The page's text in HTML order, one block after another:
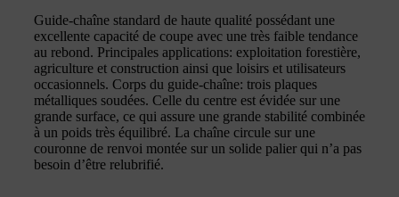
Guide-chaîne standard de haute qualité possédant une
excellente capacité de coupe avec une très faible tendance
au rebond. Principales applications: exploitation forestière,
agriculture et construction ainsi que loisirs et utilisateurs
occasionnels. Corps du guide-chaîne: trois plaques
métalliques soudées. Celle du centre est évidée sur une
grande surface, ce qui assure une grande stabilité combinée
à un poids très équilibré. La chaîne circule sur une
couronne de renvoi montée sur un solide palier qui n’a pas
besoin d’être relubrifié.